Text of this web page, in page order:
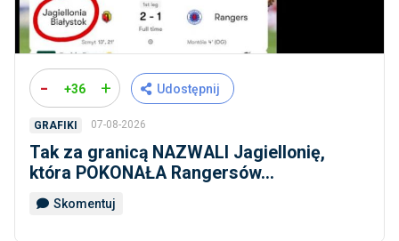
- +36 + Udostępnij
GRAFIKI 07-08-2026
Tak za granicą NAZWALI Jagiellonię,
która POKONAŁA Rangersów...
Skomentuj